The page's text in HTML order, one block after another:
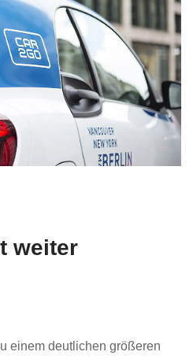
weiter
einem deutlichen größeren